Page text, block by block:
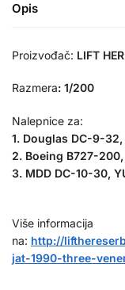
Opis
Proizvođač: LIFT
Razmera: 1/200
Nalepnice za:
1. Douglas DC-9-
2. Boeing B727-
3. MDD DC-10-30,
Više informacija
na: http://
jat-1990-three-